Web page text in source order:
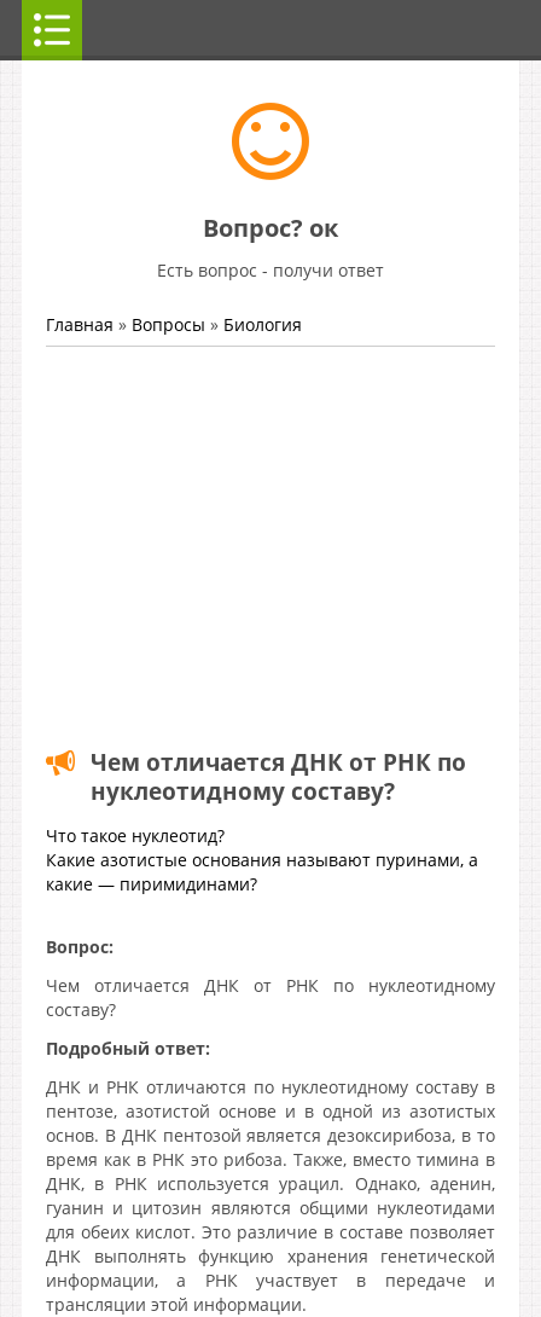
Вопрос? ок
Есть вопрос - получи ответ
Главная » Вопросы » Биология
Чем отличается ДНК от РНК по
нуклеотидному составу?
Что такое нуклеотид?
Какие азотистые основания называют пуринами, а
какие — пиримидинами?
Вопрос:
Чем отличается ДНК от РНК по нуклеотидному
составу?
Подробный ответ:
ДНК и РНК отличаются по нуклеотидному составу в
пентозе, азотистой основе и в одной из азотистых
основ. В ДНК пентозой является дезоксирибоза, в то
время как в РНК это рибоза. Также, вместо тимина в
ДНК, в РНК используется урацил. Однако, аденин,
гуанин и цитозин являются общими нуклеотидами
для обеих кислот. Это различие в составе позволяет
ДНК выполнять функцию хранения генетической
информации, а РНК участвует в передаче и
трансляции этой информации.